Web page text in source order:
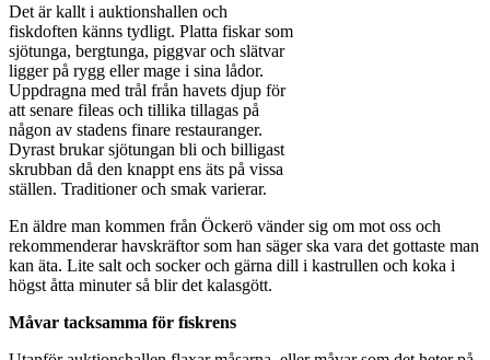
Det är kallt i auktionshallen och
fiskdoften känns tydligt. Platta fiskar som
sjötunga, bergtunga, piggvar och slätvar
ligger på rygg eller mage i sina lådor.
Uppdragna med trål från havets djup för
att senare fileas och tillika tillagas på
någon av stadens finare restauranger.
Dyrast brukar sjötungan bli och billigast
skrubban då den knappt ens äts på vissa
ställen. Traditioner och smak varierar.
En äldre man kommen från Öckerö vänder sig om mot oss och
rekommenderar havskräftor som han säger ska vara det gottaste man
kan äta. Lite salt och socker och gärna dill i kastrullen och koka i
högst åtta minuter så blir det kalasgött.
Måvar tacksamma för fiskrens